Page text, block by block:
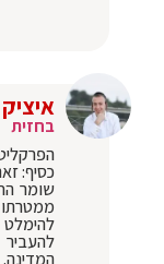
איציק
בחזית
כסיף:
שומר
המדינה.